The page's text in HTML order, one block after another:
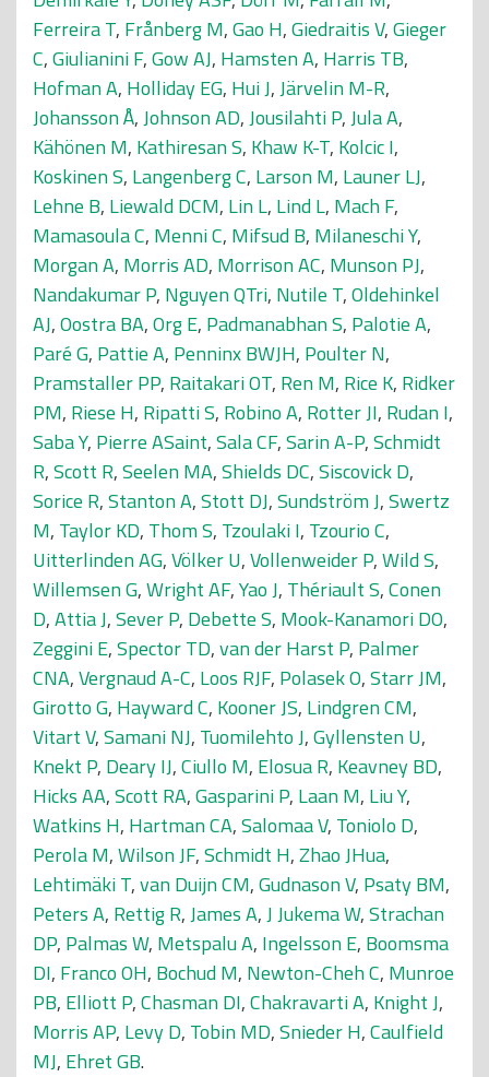
Ferreira T, Frånberg M,Gao H,Giedraitis V,Gieger
C,Giulianini F,Gow AJ, Hamsten A, Harris TB,
Hofman A, Holliday EG, Hui J,Järvelin M-R,
Johansson Å,Johnson AD,Jousilahti P,Jula A,
Kähönen M, Kathiresan S, Khaw K-T, Kolcic I,
Koskinen S, Langenberg C, Larson M, Launer LJ,
Lehne B, Liewald DCM, Lin L, Lind L, Mach F,
Mamasoula C, Menni C, Mifsud B, Milaneschi Y,
Morgan A, Morris AD, Morrison AC, Munson PJ,
Nandakumar P, Nguyen QTri, Nutile T,Oldehinkel
AJ,Oostra BA,Org E, Padmanabhan S, Palotie A,
Paré G, Pattie A, Penninx BWJH, Poulter N,
Pramstaller PP, Raitakari OT, Ren M, Rice K, Ridker
PM, Riese H, Ripatti S, Robino A, Rotter JI, Rudan I,
Saba Y, Pierre ASaint,Sala CF,Sarin A-P,Schmidt
R,Scott R,Seelen MA,Shields DC,Siscovick D,
Sorice R,Stanton A,Stott DJ,Sundström J,Swertz
M, Taylor KD, Thom S, Tzoulaki I, Tzourio C,
Uitterlinden AG,Völker U,Vollenweider P,Wild S,
Willemsen G,Wright AF,Yao J, Thériault S,Conen
D,Attia J,Sever P, Debette S, Mook-Kanamori DO,
Zeggini E,Spector TD,van der Harst P, Palmer
CNA,Vergnaud A-C, Loos RJF, Polasek O,Starr JM,
Girotto G, Hayward C, Kooner JS, Lindgren CM,
Vitart V,Samani NJ, Tuomilehto J,Gyllensten U,
Knekt P, Deary IJ,Ciullo M, Elosua R, Keavney BD,
Hicks AA,Scott RA,Gasparini P, Laan M, Liu Y,
Watkins H, Hartman CA,Salomaa V, Toniolo D,
Perola M,Wilson JF,Schmidt H,Zhao JHua,
Lehtimäki T,van Duijn CM,Gudnason V, Psaty BM,
Peters A, Rettig R,James A,J Jukema W,Strachan
DP, Palmas W, Metspalu A, Ingelsson E, Boomsma
DI, Franco OH, Bochud M, Newton-Cheh C, Munroe
PB, Elliott P,Chasman DI,Chakravarti A, Knight J,
Morris AP, Levy D, Tobin MD,Snieder H,Caulfield
MJ, Ehret GB.